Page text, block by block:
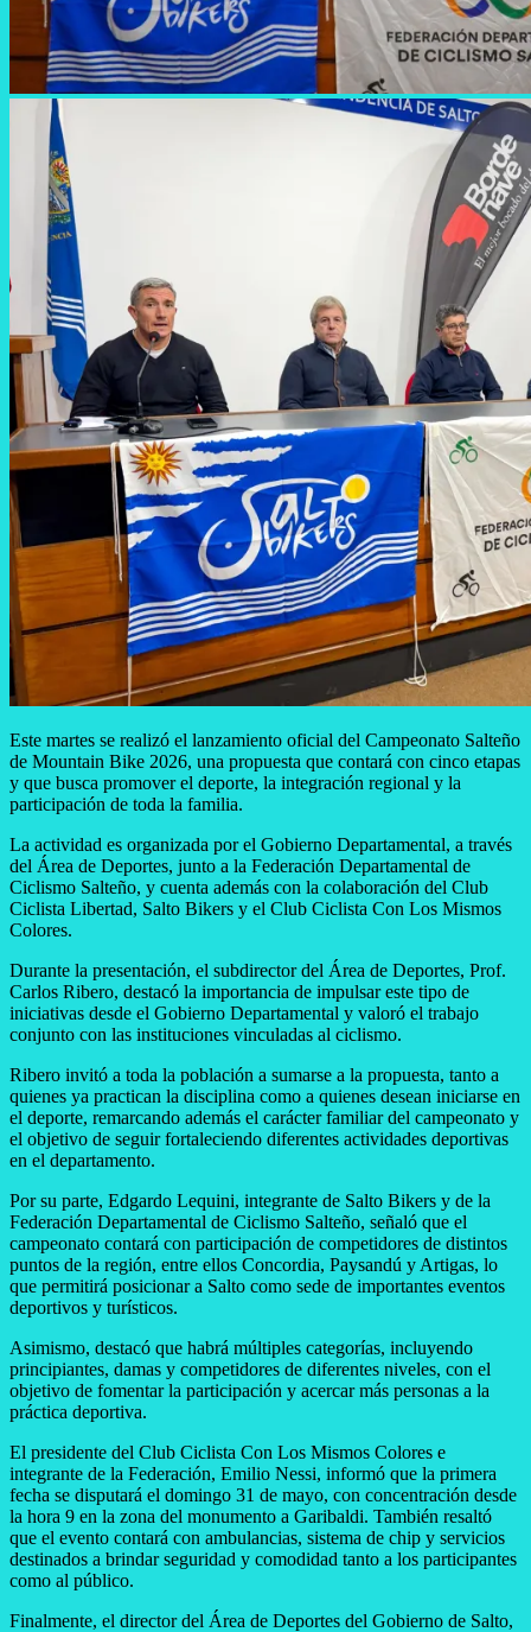
Este martes se realizó el lanzamiento oficial del Campeonato Salteño
de Mountain Bike 2026, una propuesta que contará con cinco etapas
y que busca promover el deporte, la integración regional y la
participación de toda la familia.
La actividad es organizada por el Gobierno Departamental, a través
del Área de Deportes, junto a la Federación Departamental de
Ciclismo Salteño, y cuenta además con la colaboración del Club
Ciclista Libertad, Salto Bikers y el Club Ciclista Con Los Mismos
Colores.
Durante la presentación, el subdirector del Área de Deportes, Prof.
Carlos Ribero, destacó la importancia de impulsar este tipo de
iniciativas desde el Gobierno Departamental y valoró el trabajo
conjunto con las instituciones vinculadas al ciclismo.
Ribero invitó a toda la población a sumarse a la propuesta, tanto a
quienes ya practican la disciplina como a quienes desean iniciarse en
el deporte, remarcando además el carácter familiar del campeonato y
el objetivo de seguir fortaleciendo diferentes actividades deportivas
en el departamento.
Por su parte, Edgardo Lequini, integrante de Salto Bikers y de la
Federación Departamental de Ciclismo Salteño, señaló que el
campeonato contará con participación de competidores de distintos
puntos de la región, entre ellos Concordia, Paysandú y Artigas, lo
que permitirá posicionar a Salto como sede de importantes eventos
deportivos y turísticos.
Asimismo, destacó que habrá múltiples categorías, incluyendo
principiantes, damas y competidores de diferentes niveles, con el
objetivo de fomentar la participación y acercar más personas a la
práctica deportiva.
El presidente del Club Ciclista Con Los Mismos Colores e
integrante de la Federación, Emilio Nessi, informó que la primera
fecha se disputará el domingo 31 de mayo, con concentración desde
la hora 9 en la zona del monumento a Garibaldi. También resaltó
que el evento contará con ambulancias, sistema de chip y servicios
destinados a brindar seguridad y comodidad tanto a los participantes
como al público.
Finalmente, el director del Área de Deportes del Gobierno de Salto,